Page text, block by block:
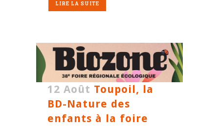
LIRE LA SUITE
12 Août Toupoil, la
BD-Nature des
enfants à la foire